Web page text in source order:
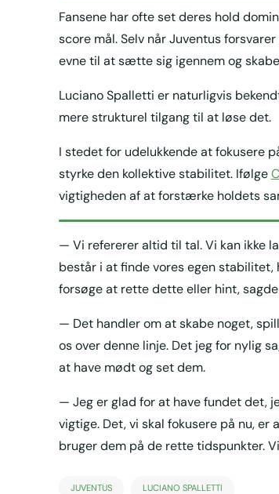
Fansene har ofte set deres hold
score mål. Selv når Juventus
evne til at sætte sig igennem og
Luciano Spalletti er naturligvis
mere strukturel tilgang til at løse det.
I stedet for udelukkende at fokusere
styrke den kollektive stabilitet. Ifølge
vigtigheden af at forstærke holdets
— Vi refererer altid til tal. Vi kan ikke
består i at finde vores egen stabilitet,
forsøge at rette dette eller hint, sagde
— Det handler om at skabe noget,
os over denne linje. Det jeg for nylig
at have mødt og set dem.
— Jeg er glad for at have fundet det,
vigtige. Det, vi skal fokusere på nu, er
bruger dem på de rette tidspunkter.
JUVENTUS LUCIANO SPALLETTI